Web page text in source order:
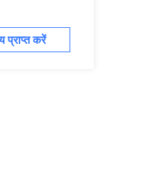
प्राप्त करें